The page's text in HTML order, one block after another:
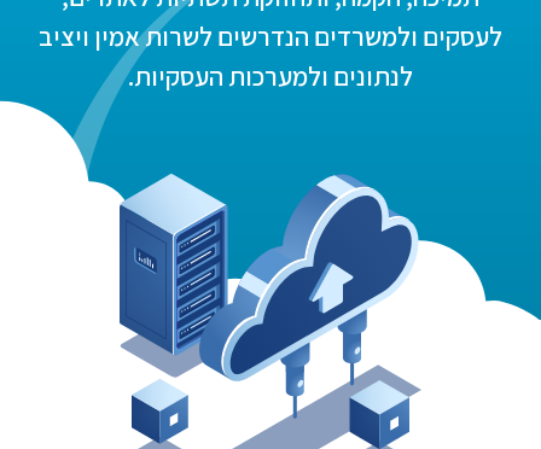
לעסקים ולמשרדים הנדרשים לשרות אמין ויציב
לנתונים ולמערכות העסקיות.